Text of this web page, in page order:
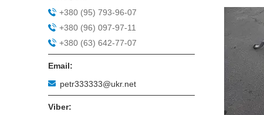
+380 (95) 793-96-07
+380 (96) 097-97-11
+380 (63) 642-77-07
petr333333@ukr.net